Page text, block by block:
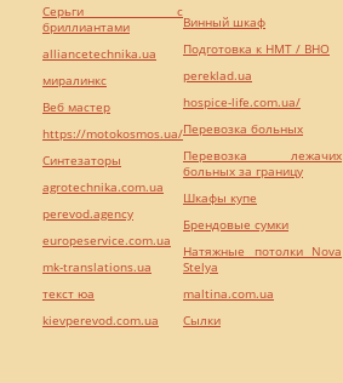
Серьги с
бриллиантами
alliancetechnika.ua
миралинкс
Веб мастер
https://motokosmos.ua/
Синтезаторы
agrotechnika.com.ua
perevod.agency
europeservice.com.ua
mk-translations.ua
текст юа
kievperevod.com.ua
Винный шкаф
Подготовка к НМТ / ВНО
pereklad.ua
hospice-life.com.ua/
Перевозка больных
Перевозка лежачих
больных за границу
Шкафы купе
Брендовые сумки
Натяжные потолки Nova
Stelya
maltina.com.ua
Cылки